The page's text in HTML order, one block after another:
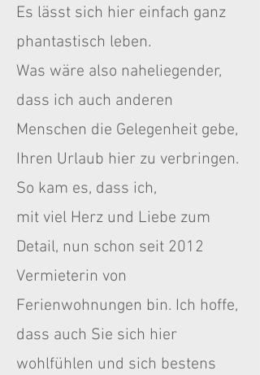
Es lässt sich hier einfach ganz
phantastisch leben.
Was wäre also naheliegender,
dass ich auch anderen
Menschen die Gelegenheit gebe,
Ihren Urlaub hier zu verbringen.
So kam es, dass ich,
mit viel Herz und Liebe zum
Detail, nun schon seit 2012
Vermieterin von
Ferienwohnungen bin. Ich hoffe,
dass auch Sie sich hier
wohlfühlen und sich bestens